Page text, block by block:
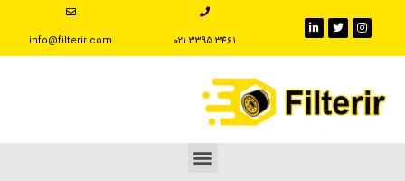
‪021 3395 3461
info@filterir.com